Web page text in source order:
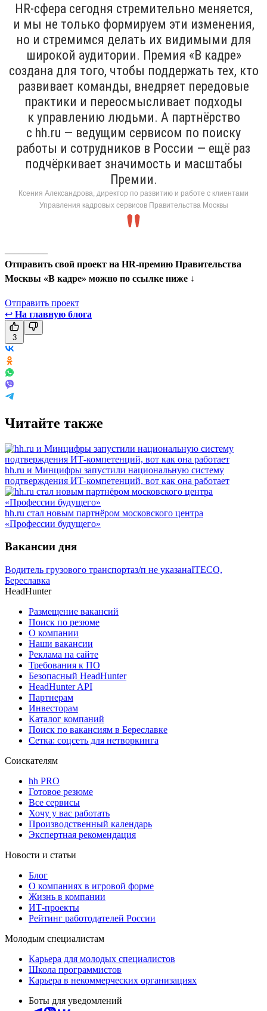
HR-сфера сегодня стремительно меняется,
и мы не только формируем эти изменения,
но и стремимся делать их видимыми для
широкой аудитории. Премия «В кадре»
создана для того, чтобы поддержать тех, кто
развивает команды, внедряет передовые
практики и переосмысливает подходы
к управлению людьми. А партнёрство
с hh.ru — ведущим сервисом по поиску
работы и сотрудников в России — ещё раз
подчёркивает значимость и масштабы
Премии.
Ксения Александрова, директор по развитию и работе с клиентами
Управления кадровых сервисов Правительства Москвы
Отправить свой проект на HR-премию Правительства
Москвы «В кадре» можно по ссылке ниже ↓
Отправить проект
↩ На главную блога
3
Читайте также
hh.ru и Минцифры запустили национальную систему
подтверждения ИТ-компетенций, вот как она работает
hh.ru стал новым партнёром московского центра
«Профессии будущего»
Вакансии дня
Водитель грузового транспортаз/п не указанаITECO,
Береславка
HeadHunter
Размещение вакансий
Поиск по резюме
О компании
Наши вакансии
Реклама на сайте
Требования к ПО
Безопасный HeadHunter
HeadHunter API
Партнерам
Инвесторам
Каталог компаний
Поиск по вакансиям в Береславке
Сетка: соцсеть для нетворкинга
Соискателям
hh PRO
Готовое резюме
Все сервисы
Хочу у вас работать
Производственный календарь
Экспертная рекомендация
Новости и статьи
Блог
О компаниях в игровой форме
Жизнь в компании
ИТ-проекты
Рейтинг работодателей России
Молодым специалистам
Карьера для молодых специалистов
Школа программистов
Карьера в некоммерческих организациях
Боты для уведомлений